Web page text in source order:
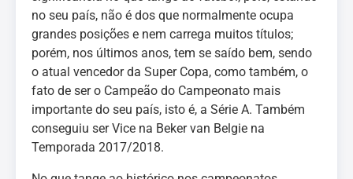
no seu país, não é dos que normalmente ocupa
grandes posições e nem carrega muitos títulos;
porém, nos últimos anos, tem se saído bem, sendo
o atual vencedor da Super Copa, como também, o
fato de ser o Campeão do Campeonato mais
importante do seu país, isto é, a Série A. Também
conseguiu ser Vice na Beker van Belgie na
Temporada 2017/2018.